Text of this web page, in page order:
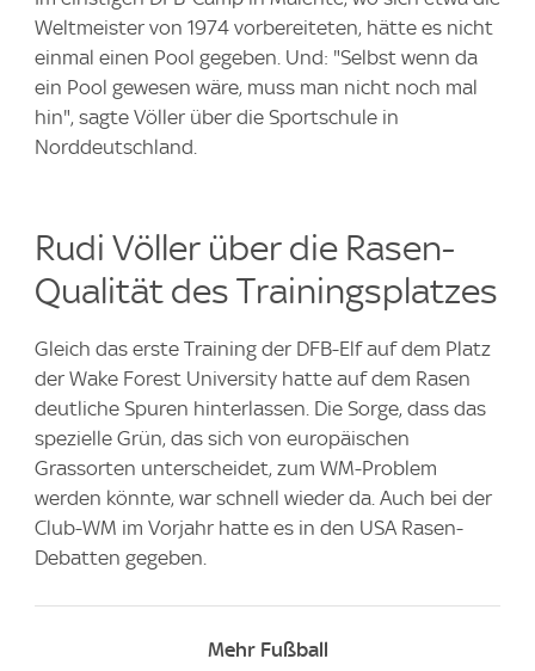
Weltmeister von 1974 vorbereiteten, hätte es nicht
einmal einen Pool gegeben. Und: "Selbst wenn da
ein Pool gewesen wäre, muss man nicht noch mal
hin", sagte Völler über die Sportschule in
Norddeutschland.
Rudi Völler über die Rasen-
Qualität des Trainingsplatzes
Gleich das erste Training der DFB-Elf auf dem Platz
der Wake Forest University hatte auf dem Rasen
deutliche Spuren hinterlassen. Die Sorge, dass das
spezielle Grün, das sich von europäischen
Grassorten unterscheidet, zum WM-Problem
werden könnte, war schnell wieder da. Auch bei der
Club-WM im Vorjahr hatte es in den USA Rasen-
Debatten gegeben.
Mehr Fußball